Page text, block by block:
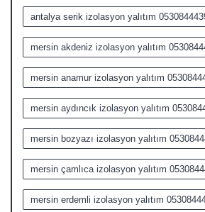
antalya serik izolasyon yalıtım
mersin akdeniz izolasyon yalıtım
mersin anamur izolasyon yalıtım
mersin aydıncık izolasyon yalıtım
mersin bozyazı izolasyon yalıtım
mersin çamlıca izolasyon yalıtım
mersin erdemli izolasyon yalıtım